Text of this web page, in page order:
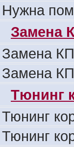
Нужна
Замена
Замена
Замена
Тюнинг
Тюнинг
Тюнинг